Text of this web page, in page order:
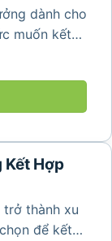
dành cho
muốn kết
các hoạt
nhiên
Kết Hợp
trở thành xu
để kết